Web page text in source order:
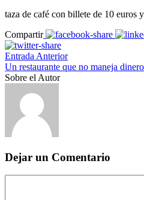
taza de café con billete de 10 euros
Compartir
Entrada Anterior
Un restaurante que no maneja dinero
Sobre el Autor
Dejar un Comentario